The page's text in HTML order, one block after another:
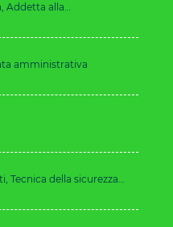
Addetta alla
amministrativa
Tecnica della sicurezza